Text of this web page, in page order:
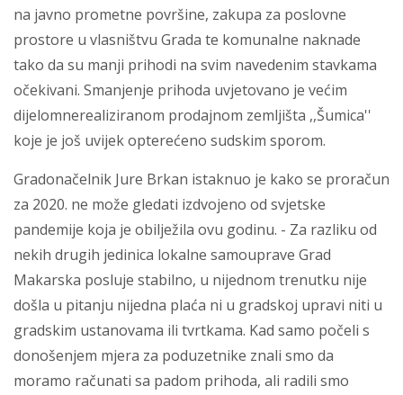
na javno prometne površine, zakupa za poslovne
prostore u vlasništvu Grada te komunalne naknade
tako da su manji prihodi na svim navedenim stavkama
očekivani. Smanjenje prihoda uvjetovano je većim
dijelomnerealiziranom prodajnom zemljišta ,,Šumica''
koje je još uvijek opterećeno sudskim sporom.
Gradonačelnik Jure Brkan istaknuo je kako se proračun
za 2020. ne može gledati izdvojeno od svjetske
pandemije koja je obilježila ovu godinu. - Za razliku od
nekih drugih jedinica lokalne samouprave Grad
Makarska posluje stabilno, u nijednom trenutku nije
došla u pitanju nijedna plaća ni u gradskoj upravi niti u
gradskim ustanovama ili tvrtkama. Kad samo počeli s
donošenjem mjera za poduzetnike znali smo da
moramo računati sa padom prihoda, ali radili smo